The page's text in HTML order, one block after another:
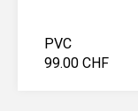
PVC
99.00 CHF